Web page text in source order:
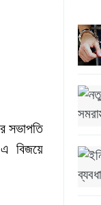
সভাপতি
এ বিজয়ে